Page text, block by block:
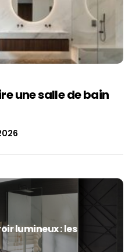
une salle de bain
lumineux : les